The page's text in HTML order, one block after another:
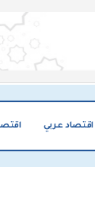
اقتصاد عربي